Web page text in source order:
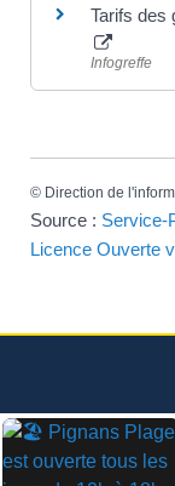
Tarifs des
Infogreffe
© Direction de
Source : Service-
Licence Ouverte